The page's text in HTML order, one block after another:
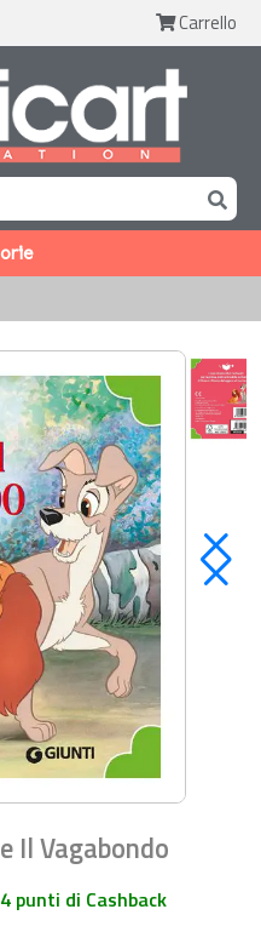
Carrello
Il Vagabondo
punti di Cashback